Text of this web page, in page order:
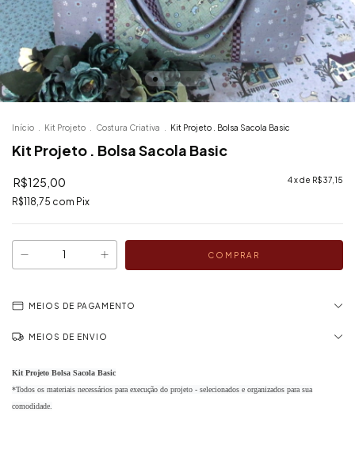
Início Kit Projeto Costura Criativa Kit Projeto . Bolsa Sacola Basic
Kit Projeto . Bolsa Sacola Basic
R$125,00 4x de R$37,15
R$118,75 com Pix
MEIOS DE PAGAMENTO
MEIOS DE ENVIO
Kit Projeto Bolsa Sacola Basic
*Todos os materiais necessários para execução do projeto - selecionados e organizados para sua
comodidade.